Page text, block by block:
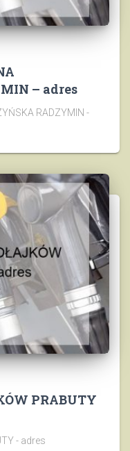
– adres
RADZYMIN -
PRABUTY
- adres